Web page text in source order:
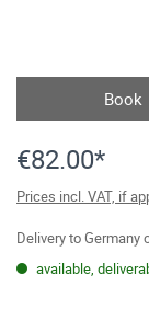
Book
€82.00*
Prices incl. VAT, if
Delivery to Germany
available,